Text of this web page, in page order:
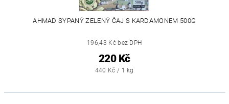
AHMAD SYPANÝ ZELENÝ ČAJ S KARDAMONEM 500G
196,43 Kč bez DPH
220 Kč
440 Kč / 1 kg